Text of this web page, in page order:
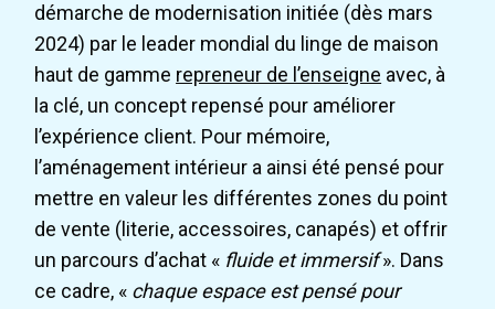
démarche de modernisation initiée (dès mars
2024) par le leader mondial du linge de maison
haut de gamme repreneur de l’enseigne avec, à
la clé, un concept repensé pour améliorer
l’expérience client. Pour mémoire,
l’aménagement intérieur a ainsi été pensé pour
mettre en valeur les différentes zones du point
de vente (literie, accessoires, canapés) et offrir
un parcours d’achat « fluide et immersif». Dans
ce cadre, « chaque espace est pensé pour